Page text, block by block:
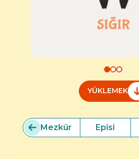
YÜKLEMEK
Mezkür Episi